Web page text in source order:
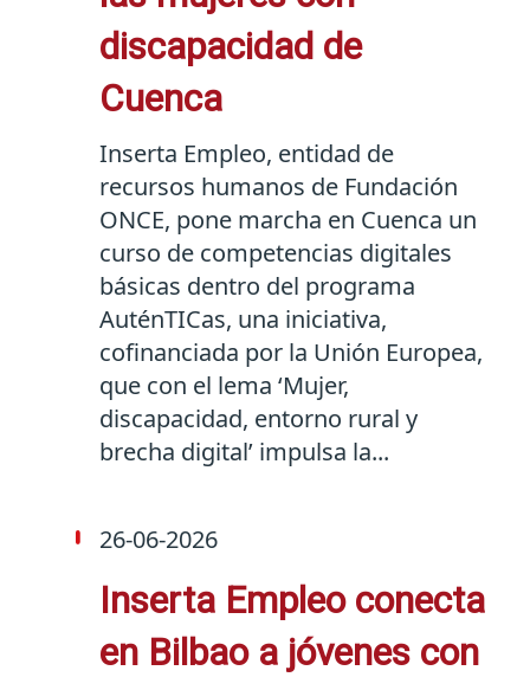
discapacidad de
Cuenca
Inserta Empleo, entidad de
recursos humanos de Fundación
ONCE, pone marcha en Cuenca un
curso de competencias digitales
básicas dentro del programa
AuténTICas, una iniciativa,
cofinanciada por la Unión Europea,
que con el lema ‘Mujer,
discapacidad, entorno rural y
brecha digital’ impulsa la...
26-06-2026
Inserta Empleo conecta
en Bilbao a jóvenes con